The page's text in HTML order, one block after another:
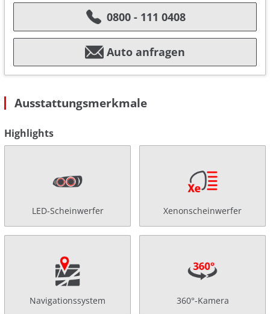
0800 - 111 0408
Auto anfragen
Ausstattungsmerkmale
Highlights
LED-Scheinwerfer Xenonscheinwerfer
Navigationssystem 360°-Kamera